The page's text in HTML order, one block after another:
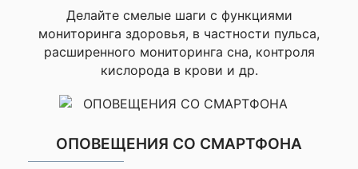
Память / История
4 Гб
✔ ОСОБЕННОСТИ
▸Час/Дата,
▸Синхронизация
времени по GPS,
перевод на зимнее/
▸Таймер,
Делайте смелые шаги с функциями
мониторинга здоровья, в частности пульса,
расширенного мониторинга сна, контроля
кислорода в крови и др.
ОПОВЕЩЕНИЯ СО СМАРТФОНА
заряжала раз в неделю.
Доставили быстро, всё
в идеальном состоянии.
Ещё и помощь с
спасибо. Теперь я точно
не потрачу лишнего.
Всем фрилансерам